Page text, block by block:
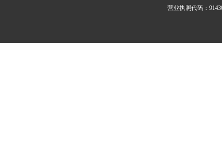
营业执照代码：